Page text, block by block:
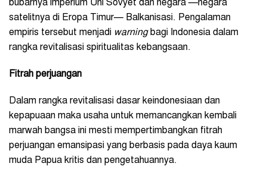
bubarnya imperium Uni Sovyet dan negara —negara
satelitnya di Eropa Timur— Balkanisasi. Pengalaman
empiris tersebut menjadi warningbagi Indonesia dalam
rangka revitalisasi spiritualitas kebangsaan.
Fitrah perjuangan
Dalam rangka revitalisasi dasar keindonesiaan dan
kepapuaan maka usaha untuk memancangkan kembali
marwah bangsa ini mesti mempertimbangkan fitrah
perjuangan emansipasi yang berbasis pada daya kaum
muda Papua kritis dan pengetahuannya.